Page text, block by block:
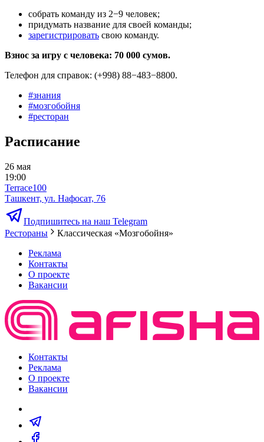
собрать команду из 2−9 человек;
придумать название для своей команды;
зарегистрировать свою команду.
Взнос за игру с человека: 70 000 сумов.
Телефон для справок: (+998) 88−483−8800.
#знания
#мозгобойня
#ресторан
Расписание
26 мая
19:00
Terrace100
Ташкент, ул. Нафосат, 76
Подпишитесь на наш Telegram
Рестораны
Классическая «Мозгобойня»
Реклама
Контакты
О проекте
Вакансии
Контакты
Реклама
О проекте
Вакансии